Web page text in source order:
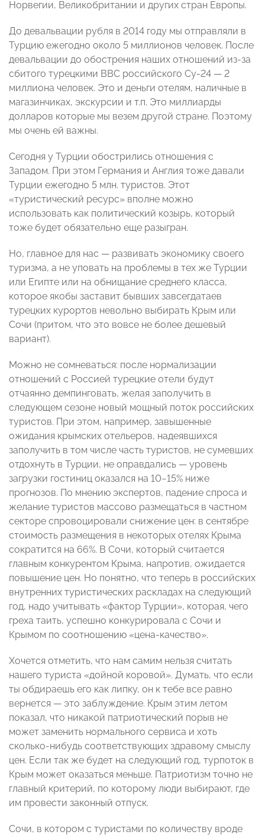
Норвегии, Великобритании и других стран Европы.
До девальвации рубля в 2014 году мы отправляли в
Турцию ежегодно около 5 миллионов человек. После
девальвации до обострения наших отношений из-за
сбитого турецкими ВВС российского Су-24 — 2
миллиона человек. Это и деньги отелям, наличные в
магазинчиках, экскурсии и т.п. Это миллиарды
долларов которые мы везем другой стране. Поэтому
мы очень ей важны.
Сегодня у Турции обострились отношения с
Западом. При этом Германия и Англия тоже давали
Турции ежегодно 5 млн. туристов. Этот
«туристический ресурс» вполне можно
использовать как политический козырь, который
тоже будет обязательно еще разыгран.
Но, главное для нас — развивать экономику своего
туризма, а не уповать на проблемы в тех же Турции
или Египте или на обнищание среднего класса,
которое якобы заставит бывших завсегдатаев
турецких курортов невольно выбирать Крым или
Сочи (притом, что это вовсе не более дешевый
вариант).
Можно не сомневаться: после нормализации
отношений с Россией турецкие отели будут
отчаянно демпинговать, желая заполучить в
следующем сезоне новый мощный поток российских
туристов. При этом, например, завышенные
ожидания крымских отельеров, надеявшихся
заполучить в том числе часть туристов, не сумевших
отдохнуть в Турции, не оправдались — уровень
загрузки гостиниц оказался на 10−15% ниже
прогнозов. По мнению экспертов, падение спроса и
желание туристов массово размещаться в частном
секторе спровоцировали снижение цен: в сентябре
стоимость размещения в некоторых отелях Крыма
сократится на 66%. В Сочи, который считается
главным конкурентом Крыма, напротив, ожидается
повышение цен. Но понятно, что теперь в российских
внутренних туристических раскладах на следующий
год, надо учитывать «фактор Турции», которая, чего
греха таить, успешно конкурировала с Сочи и
Крымом по соотношению «цена-качество».
Хочется отметить, что нам самим нельзя считать
нашего туриста «дойной коровой». Думать, что если
ты обдираешь его как липку, он к тебе все равно
вернется — это заблуждение. Крым этим летом
показал, что никакой патриотический порыв не
может заменить нормального сервиса и хоть
сколько-нибудь соответствующих здравому смыслу
цен. Если так же будет на следующий год, турпоток в
Крым может оказаться меньше. Патриотизм точно не
главный критерий, по которому люди выбирают, где
им провести законный отпуск.
Сочи, в котором с туристами по количеству вроде